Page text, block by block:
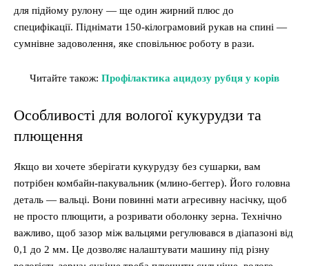
для підйому рулону — ще один жирний плюс до
специфікації. Піднімати 150-кілограмовий рукав на спині —
сумнівне задоволення, яке сповільнює роботу в рази.
Читайте також: Профілактика ацидозу рубця у корів
Особливості для вологої кукурудзи та
плющення
Якщо ви хочете зберігати кукурудзу без сушарки, вам
потрібен комбайн-пакувальник (млино-беггер). Його головна
деталь — вальці. Вони повинні мати агресивну насічку, щоб
не просто плющити, а розривати оболонку зерна. Технічно
важливо, щоб зазор між вальцями регулювався в діапазоні від
0,1 до 2 мм. Це дозволяє налаштувати машину під різну